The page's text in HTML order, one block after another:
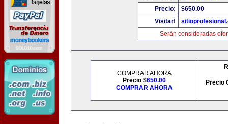
Precio:
$650.00
Visitar!
Serán consideradas
COMPRAR AHORA
Precio $650.00
COMPRAR AHORA
Precio